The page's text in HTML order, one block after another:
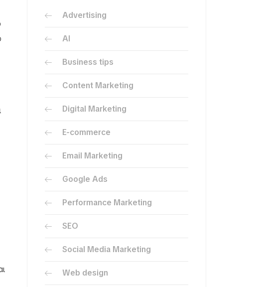
Advertising
AI
Business tips
Content Marketing
Digital Marketing
E-commerce
Email Marketing
Google Ads
Performance Marketing
SEO
Social Media Marketing
Web design